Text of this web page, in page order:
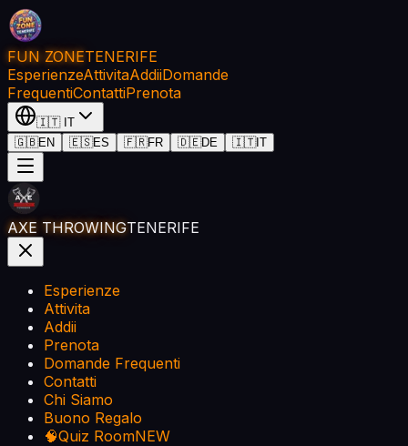
FUN ZONETENERIFE
EsperienzeAttivitaAddiiDomande
FrequentiContattiPrenota
🇮🇹 IT
🇬🇧EN 🇪🇸ES 🇫🇷FR 🇩🇪DE 🇮🇹IT
AXE THROWINGTENERIFE
Esperienze
Attivita
Addii
Prenota
Domande Frequenti
Contatti
Chi Siamo
Buono Regalo
🧠Quiz RoomNEW